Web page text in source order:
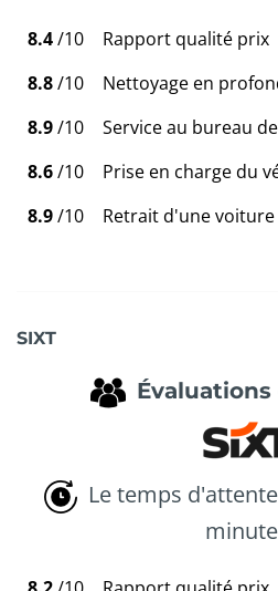
8.4/10
Rapport qualité prix
8.8/10
Nettoyage en
8.9/10
Service au bureau
8.6/10
Prise en charge du
8.9/10 Retrait d'une
SIXT
Le temps